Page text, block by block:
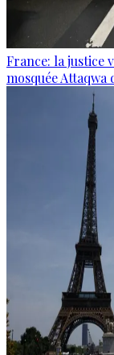
France: la justice
mosquée Attaqwa